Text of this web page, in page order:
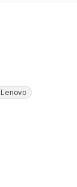
Lenovo